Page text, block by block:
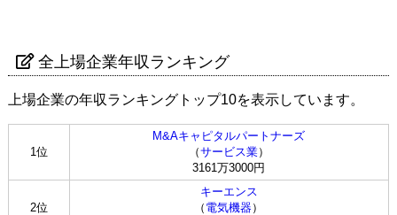
全上場企業年収ランキング
上場企業の年収ランキングトップ10を表示しています。
1位
M&Aキャピタルパートナーズ
（サービス業）
3161万3000円
2位
キーエンス
（ 電気機器）